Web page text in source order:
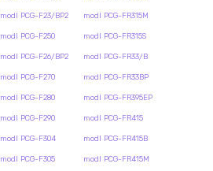
modl PCG-F23/BP2
modl PCG-F250
modl PCG-F26/BP2
modl PCG-F270
modl PCG-F280
modl PCG-F290
modl PCG-F304
modl PCG-F305
modl PCG-FR315M
modl PCG-FR315S
modl PCG-FR33/B
modl PCG-FR33BP
modl PCG-FR395EP
modl PCG-FR415
modl PCG-FR415B
modl PCG-FR415M